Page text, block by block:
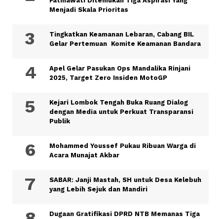
Menjadi Skala Prioritas
Tingkatkan Keamanan Lebaran, Cabang BIL
Gelar Pertemuan Komite Keamanan Bandara
Apel Gelar Pasukan Ops Mandalika Rinjani
2025, Target Zero Insiden MotoGP
Kejari Lombok Tengah Buka Ruang Dialog
dengan Media untuk Perkuat Transparansi
Publik
Mohammed Youssef Pukau Ribuan Warga di
Acara Munajat Akbar
SABAR: Janji Mastah, SH untuk Desa Kelebuh
yang Lebih Sejuk dan Mandiri
Dugaan Gratifikasi DPRD NTB Memanas Tiga